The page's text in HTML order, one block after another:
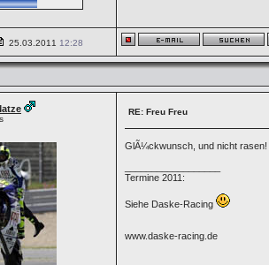
25.03.2011 12:28
RE: Freu Freu
GlÃ¼ckwunsch, und nicht rasen!
Termine 2011:
Siehe Daske-Racing
www.daske-racing.de